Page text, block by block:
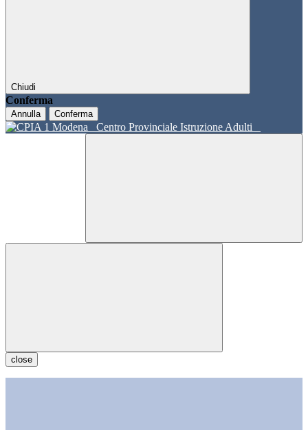
Chiudi
Conferma
Annulla Conferma
Centro Provinciale Istruzione Adulti
close